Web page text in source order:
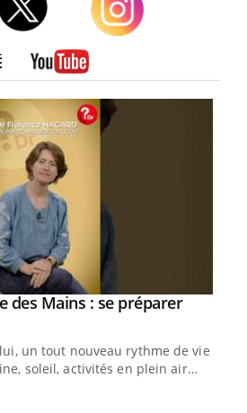
des Mains : se préparer
un tout nouveau rythme de vie !
soleil, activités en plein air…